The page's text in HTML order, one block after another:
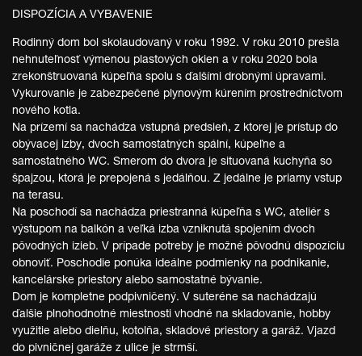
DISPOZÍCIA A VYBAVENIE
Rodinný dom bol skolaudovaný v roku 1992. V roku 2010 prešla
nehnuteľnosť výmenou plastových okien a v roku 2020 bola
zrekonštruovaná kúpeľňa spolu s ďalšími drobnými úpravami.
Vykurovanie je zabezpečené plynovým kúrením prostredníctvom
nového kotla.
Na prízemí sa nachádza vstupná predsieň, z ktorej je prístup do
obývacej izby, dvoch samostatných spální, kúpeľne a
samostatného WC. Smerom do dvora je situovaná kuchyňa so
špajzou, ktorá je prepojená s jedálňou. Z jedálne je priamy vstup
na terasu.
Na poschodí sa nachádza priestranná kúpeľňa s WC, ateliér s
výstupom na balkón a veľká izba vzniknutá spojením dvoch
pôvodných izieb. V prípade potreby je možné pôvodnú dispozíciu
obnoviť. Poschodie ponúka ideálne podmienky na podnikanie,
kancelárske priestory alebo samostatné bývanie.
Dom je kompletne podpivničený. V suteréne sa nachádzajú
ďalšie plnohodnotné miestnosti vhodné na skladovanie, hobby
využitie alebo dielňu, kotolňa, skladové priestory a garáž. Vjazd
do pivničnej garáže z ulice je strmší.